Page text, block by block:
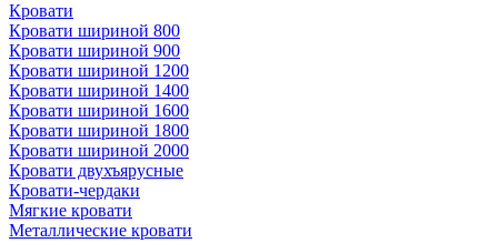
Кровати
Кровати шириной 800
Кровати шириной 900
Кровати шириной 1200
Кровати шириной 1400
Кровати шириной 1600
Кровати шириной 1800
Кровати шириной 2000
Кровати двухъярусные
Кровати-чердаки
Мягкие кровати
Металлические кровати